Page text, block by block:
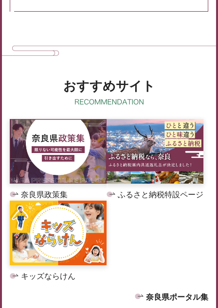
おすすめサイト
奈良県政策集 ふるさと納税特設ページ
キッズならけん
奈良県ポータル集